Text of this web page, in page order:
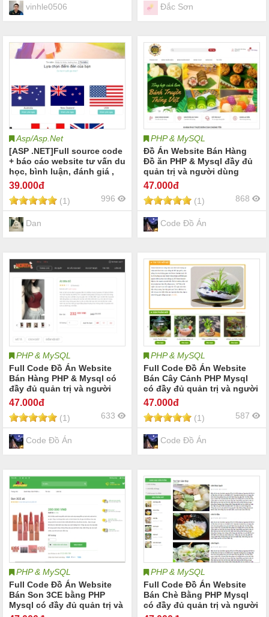
vinhle0506 Đắc Sơn
Asp/Asp.Net
[ASP .NET]Full source code
+ báo cáo website tư vấn du
học, bình luận, đánh giá ,
mô hình mvc
39.000đ
(1) 996
Dan
PHP & MySQL
Đồ Án Website Bán Hàng
Đồ ăn PHP & Mysql đầy đủ
quản trị và người dùng
47.000đ
(1) 868
Code Đồ Án
PHP & MySQL
Full Code Đồ Án Website
Bán Hàng PHP & Mysql có
đầy đủ quản trị và người
dùng: login,logout,đặt
hàng,mua hàng,thanh
toán,quản lí
sp,nsp,checkout,đặt hàng,..
47.000đ
(1) 633
Code Đồ Án
PHP & MySQL
Full Code Đồ Án Website
Bán Cây Cảnh PHP Mysql
có đầy đủ quản trị và người
dùng: login,logout,đặt
hàng,mua hàng,thanh
toán,quản lí
sp,nsp,checkout,đặt hàng,..
47.000đ
(1) 587
Code Đồ Án
PHP & MySQL
Full Code Đồ Án Website
Bán Son 3CE bằng PHP
Mysql có đầy đủ quản trị và
PHP & MySQL
Full Code Đồ Án Website
Bán Chè Bằng PHP Mysql
có đầy đủ quản trị và người